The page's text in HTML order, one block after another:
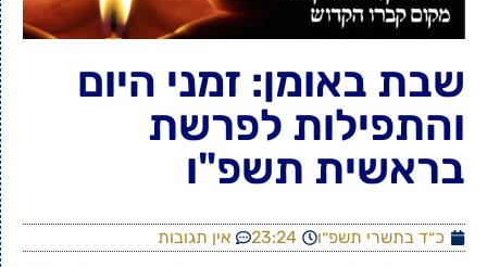
שבת באומן: זמני היום
והתפילות לפרשת
בראשית תשפ"ו
כ״ד בתשרי תשפ״ו 23:24 אין תגובות